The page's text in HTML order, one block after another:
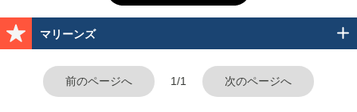
マリーンズ
前のページへ 1/1 次のページへ